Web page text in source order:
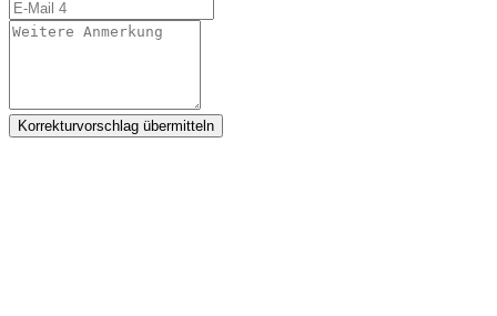
Korrekturvorschlag übermitteln